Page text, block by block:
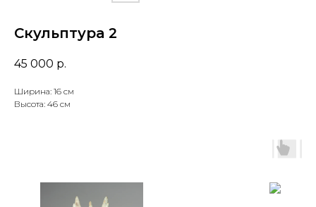
Скульптура 2
45 000 р.
Ширина: 16 см
Высота: 46 см